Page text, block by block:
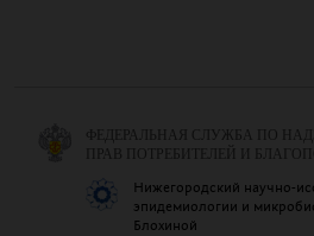
ФЕДЕРАЛЬНАЯ СЛУЖБА ПО
ПРАВ ПОТРЕБИТЕЛЕЙ И
Нижегородский научно-
эпидемиологии и
Блохиной